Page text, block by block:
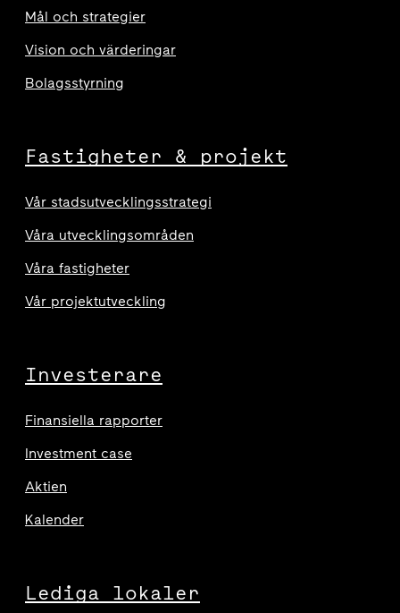
Mål och strategier
Vision och värderingar
Bolagsstyrning
Fastigheter & projekt
Vår stadsutvecklingsstrategi
Våra utvecklingsområden
Våra fastigheter
Vår projektutveckling
Investerare
Finansiella rapporter
Investment case
Aktien
Kalender
Lediga lokaler